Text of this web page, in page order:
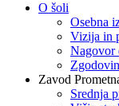
O šoli
Osebna
Vizija in
Nagovor
Zavod
Srednja